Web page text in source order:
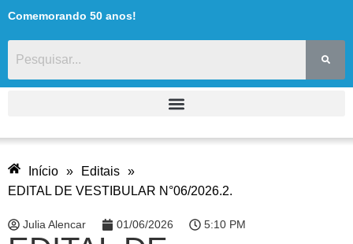
Comemorando 50 anos!
Início » Editais »
EDITAL DE VESTIBULAR N°06/2026.2.
Julia Alencar 01/06/2026 5:10 PM